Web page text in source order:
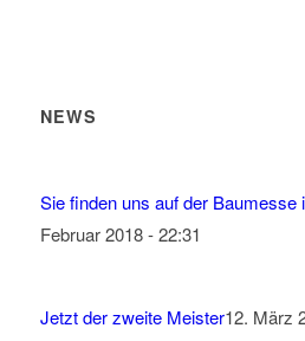
NEWS
Sie finden uns auf der Baumesse
Februar 2018 - 22:31
Jetzt der zweite Meister12. März